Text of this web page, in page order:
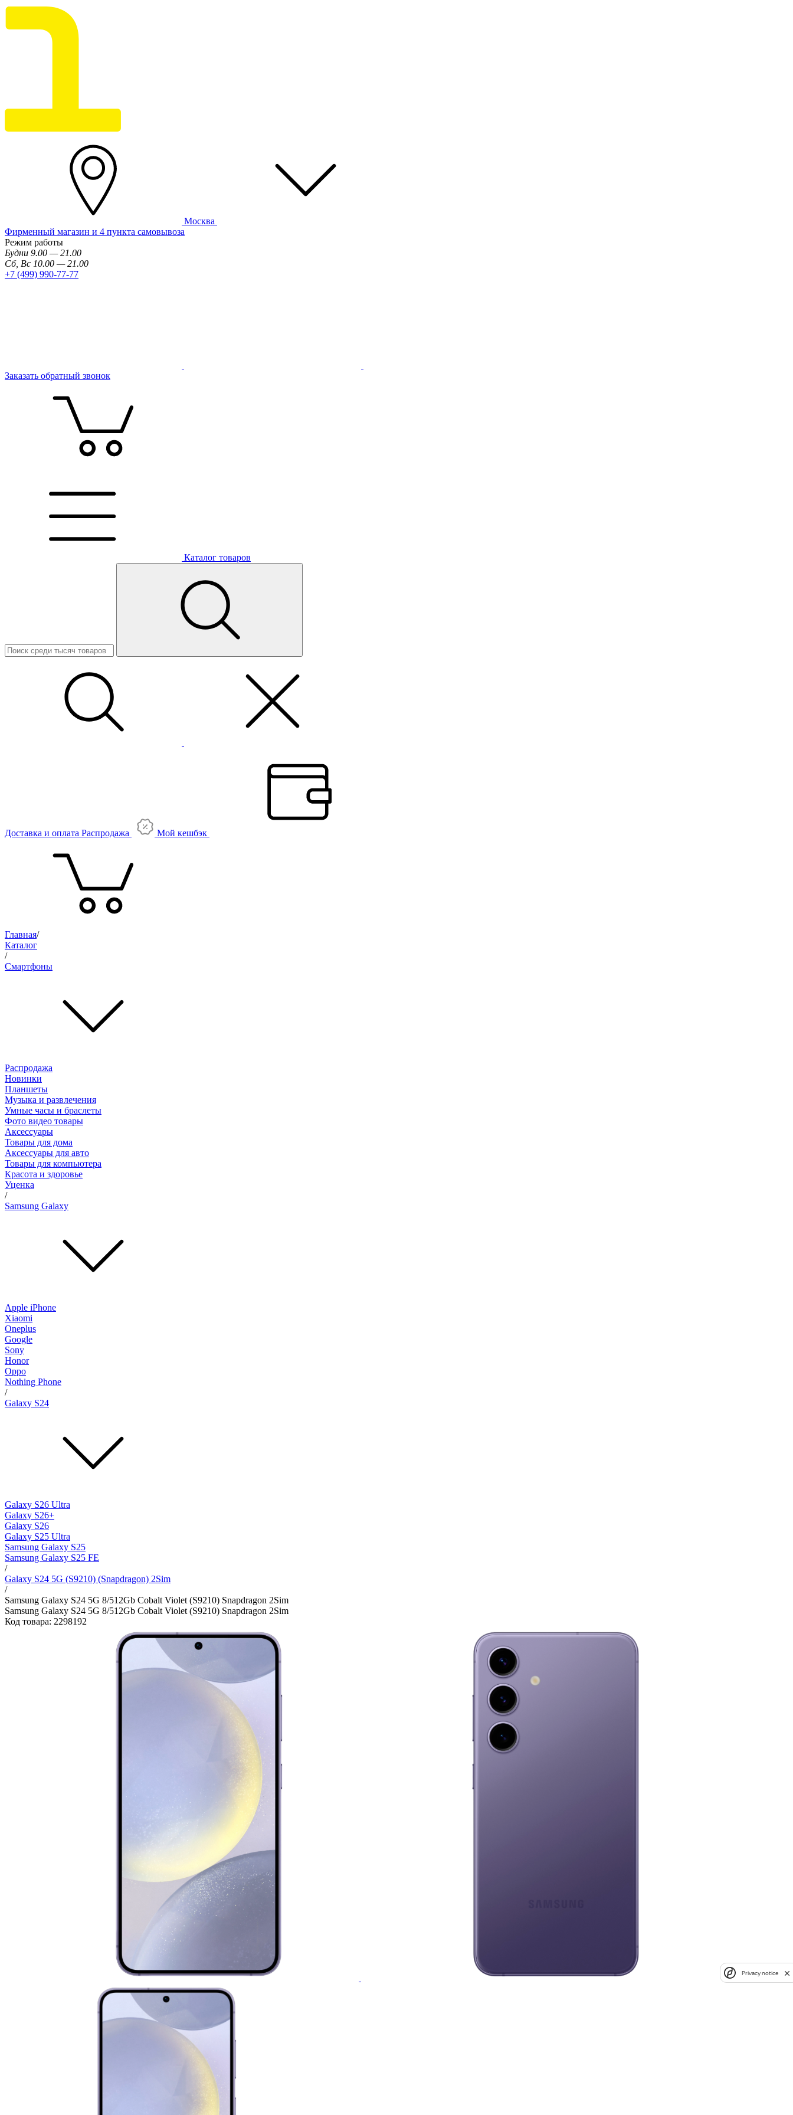
Москва
Фирменный магазин и 4 пункта самовывоза
Режим работы
Будни 9.00 — 21.00
Сб, Вс 10.00 — 21.00
+7 (499) 990-77-77
Заказать обратный звонок
Каталог товаров
Доставка и оплата Распродажа Мой кешбэк
Главная/
Каталог
/
Смартфоны
Распродажа
Новинки
Планшеты
Музыка и развлечения
Умные часы и браслеты
Фото видео товары
Аксессуары
Товары для дома
Аксессуары для авто
Товары для компьютера
Красота и здоровье
Уценка
/
Samsung Galaxy
Apple iPhone
Xiaomi
Oneplus
Google
Sony
Honor
Oppo
Nothing Phone
/
Galaxy S24
Galaxy S26 Ultra
Galaxy S26+
Galaxy S26
Galaxy S25 Ultra
Samsung Galaxy S25
Samsung Galaxy S25 FE
/
Galaxy S24 5G (S9210) (Snapdragon) 2Sim
/
Samsung Galaxy S24 5G 8/512Gb Cobalt Violet (S9210) Snapdragon 2Sim
Samsung Galaxy S24 5G 8/512Gb Cobalt Violet (S9210) Snapdragon 2Sim
Код товара: 2298192
Privacy notice